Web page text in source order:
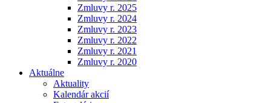
Zmluvy r. 2025
Zmluvy r. 2024
Zmluvy r. 2023
Zmluvy r. 2022
Zmluvy r. 2021
Zmluvy r. 2020
Aktuálne
Aktuality
Kalendár akcií